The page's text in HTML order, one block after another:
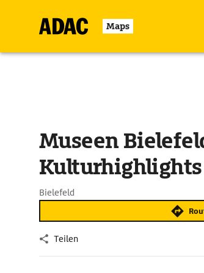
Maps
Museen
Kulturhighlights
Bielefeld
Teilen